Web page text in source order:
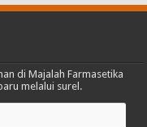
di Majalah Farmasetika
melalui surel.